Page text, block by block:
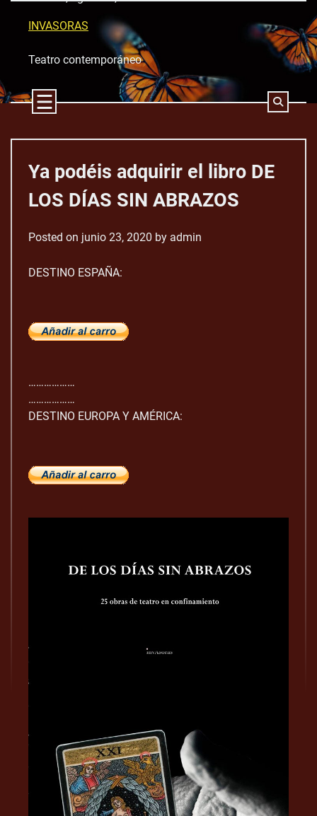
INVASORAS
Teatro contemporáneo
Ya podéis adquirir el libro DE
LOS DÍAS SIN ABRAZOS
Posted on junio 23, 2020 by admin
DESTINO ESPAÑA:
………………
………………
DESTINO EUROPA Y AMÉRICA: